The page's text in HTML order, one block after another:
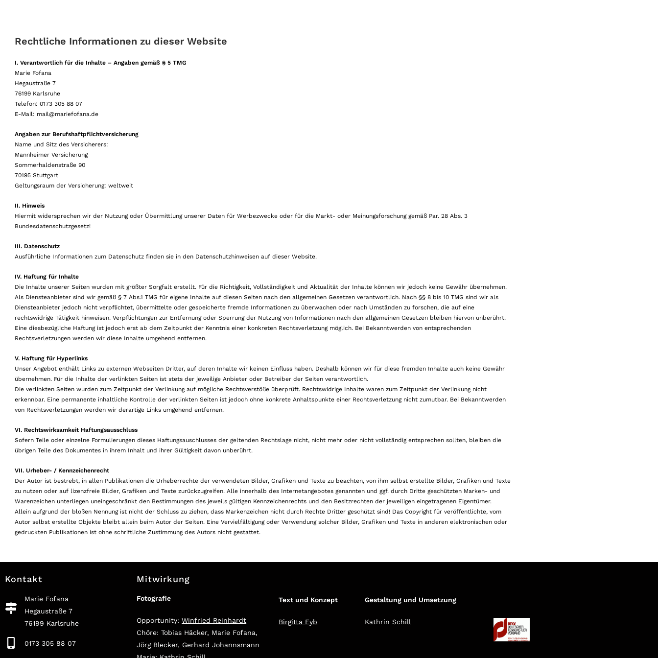
Rechtliche Informationen zu dieser Website
I. Verantwortlich für die Inhalte – Angaben gemäß § 5 TMG
Marie Fofana
Hegaustraße 7
76199 Karlsruhe
Telefon: 0173 305 88 07
E-Mail: mail@mariefofana.de
Angaben zur Berufshaftpflichtversicherung
Name und Sitz des Versicherers:
Mannheimer Versicherung
Sommerhaldenstraße 90
70195 Stuttgart
Geltungsraum der Versicherung: weltweit
II. Hinweis
Hiermit widersprechen wir der Nutzung oder Übermittlung unserer Daten für Werbezwecke oder für die Markt- oder Meinungsforschung gemäß Par. 28 Abs. 3
Bundesdatenschutzgesetz!
III. Datenschutz
Ausführliche Informationen zum Datenschutz finden sie in den Datenschutzhinweisen auf dieser Website.
IV. Haftung für Inhalte
Die Inhalte unserer Seiten wurden mit größter Sorgfalt erstellt. Für die Richtigkeit, Vollständigkeit und Aktualität der Inhalte können wir jedoch keine Gewähr übernehmen.
Als Diensteanbieter sind wir gemäß § 7 Abs.1 TMG für eigene Inhalte auf diesen Seiten nach den allgemeinen Gesetzen verantwortlich. Nach §§ 8 bis 10 TMG sind wir als
Diensteanbieter jedoch nicht verpflichtet, übermittelte oder gespeicherte fremde Informationen zu überwachen oder nach Umständen zu forschen, die auf eine
rechtswidrige Tätigkeit hinweisen. Verpflichtungen zur Entfernung oder Sperrung der Nutzung von Informationen nach den allgemeinen Gesetzen bleiben hiervon unberührt.
Eine diesbezügliche Haftung ist jedoch erst ab dem Zeitpunkt der Kenntnis einer konkreten Rechtsverletzung möglich. Bei Bekanntwerden von entsprechenden
Rechtsverletzungen werden wir diese Inhalte umgehend entfernen.
V. Haftung für Hyperlinks
Unser Angebot enthält Links zu externen Webseiten Dritter, auf deren Inhalte wir keinen Einfluss haben. Deshalb können wir für diese fremden Inhalte auch keine Gewähr
übernehmen. Für die Inhalte der verlinkten Seiten ist stets der jeweilige Anbieter oder Betreiber der Seiten verantwortlich.
Die verlinkten Seiten wurden zum Zeitpunkt der Verlinkung auf mögliche Rechtsverstöße überprüft. Rechtswidrige Inhalte waren zum Zeitpunkt der Verlinkung nicht
erkennbar. Eine permanente inhaltliche Kontrolle der verlinkten Seiten ist jedoch ohne konkrete Anhaltspunkte einer Rechtsverletzung nicht zumutbar. Bei Bekanntwerden
von Rechtsverletzungen werden wir derartige Links umgehend entfernen.
VI. Rechtswirksamkeit Haftungsausschluss
Sofern Teile oder einzelne Formulierungen dieses Haftungsauschlusses der geltenden Rechtslage nicht, nicht mehr oder nicht vollständig entsprechen sollten, bleiben die
übrigen Teile des Dokumentes in ihrem Inhalt und ihrer Gültigkeit davon unberührt.
VII. Urheber- / Kennzeichenrecht
Der Autor ist bestrebt, in allen Publikationen die Urheberrechte der verwendeten Bilder, Grafiken und Texte zu beachten, von ihm selbst erstellte Bilder, Grafiken und Texte
zu nutzen oder auf lizenzfreie Bilder, Grafiken und Texte zurückzugreifen. Alle innerhalb des Internetangebotes genannten und ggf. durch Dritte geschützten Marken- und
Warenzeichen unterliegen uneingeschränkt den Bestimmungen des jeweils gültigen Kennzeichenrechts und den Besitzrechten der jeweiligen eingetragenen Eigentümer.
Allein aufgrund der bloßen Nennung ist nicht der Schluss zu ziehen, dass Markenzeichen nicht durch Rechte Dritter geschützt sind! Das Copyright für veröffentlichte, vom
Autor selbst erstellte Objekte bleibt allein beim Autor der Seiten. Eine Vervielfältigung oder Verwendung solcher Bilder, Grafiken und Texte in anderen elektronischen oder
gedruckten Publikationen ist ohne schriftliche Zustimmung des Autors nicht gestattet.
Kontakt
Marie Fofana
Hegaustraße 7
76199 Karlsruhe
0173 305 88 07
Mitwirkung
Fotografie
Opportunity:Winfried Reinhardt
Chöre: Tobias Häcker, Marie Fofana,
Jörg Blecker, Gerhard Johannsmann
Text und Konzept
Birgitta Eyb
Gestaltung und Umsetzung
Kathrin Schill